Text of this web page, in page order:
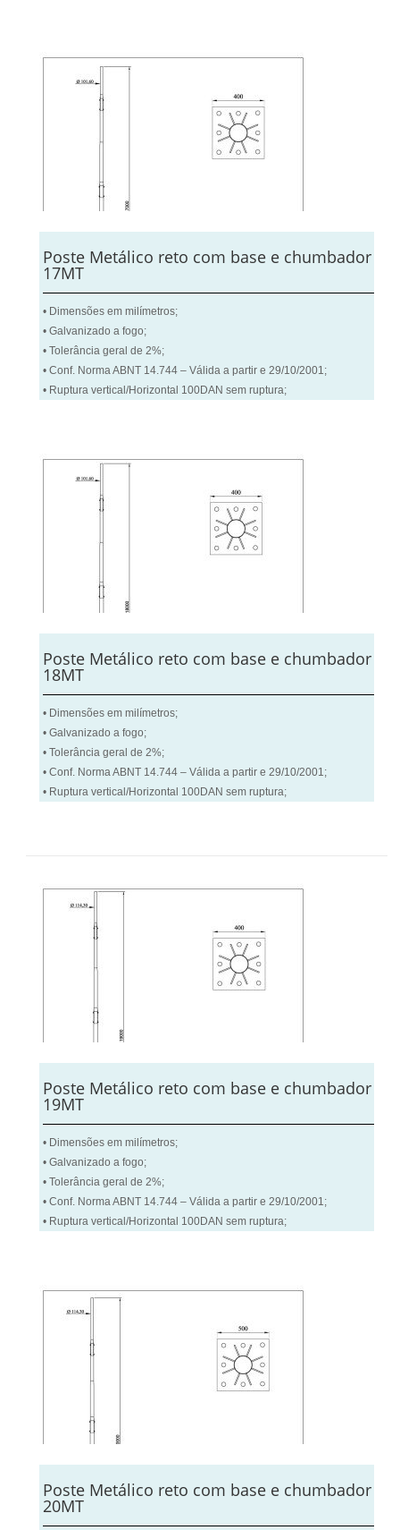
Poste Metálico reto com base e chumbador
17MT
• Dimensões em milímetros;
• Galvanizado a fogo;
• Tolerância geral de 2%;
• Conf. Norma ABNT 14.744 – Válida a partir e 29/10/2001;
• Ruptura vertical/Horizontal 100DAN sem ruptura;
Poste Metálico reto com base e chumbador
18MT
• Dimensões em milímetros;
• Galvanizado a fogo;
• Tolerância geral de 2%;
• Conf. Norma ABNT 14.744 – Válida a partir e 29/10/2001;
• Ruptura vertical/Horizontal 100DAN sem ruptura;
Poste Metálico reto com base e chumbador
19MT
• Dimensões em milímetros;
• Galvanizado a fogo;
• Tolerância geral de 2%;
• Conf. Norma ABNT 14.744 – Válida a partir e 29/10/2001;
• Ruptura vertical/Horizontal 100DAN sem ruptura;
Poste Metálico reto com base e chumbador
20MT